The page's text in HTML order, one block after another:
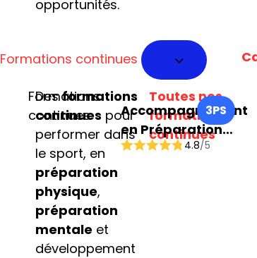
opportunités.
Formations continues
Formations
continues
Desformations
continues pour
performer dans
le sport, en
préparation
physique,
préparation
mentale et
développement
Toutes nos
formations
continues
3PS
Accompagnement
en Préparation
Physique et
4.8/5